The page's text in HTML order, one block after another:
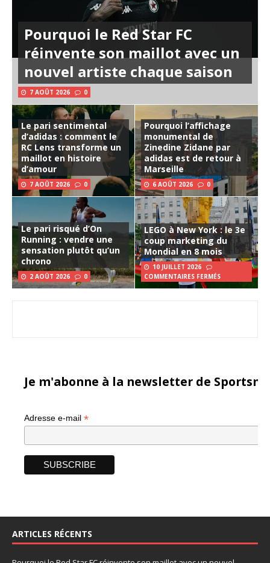
Pourquoi le Red Star FC
réinvente son maillot avec un
nouvel artiste chaque saison
7 AOÛT 2026 0
Le pari sentimental
d’adidas : comment le
RC Lens transforme un
maillot en histoire
d’amour
7 AOÛT 2026 0
Pourquoi l’affichage
monumental de
Zinedine Zidane par
adidas est de retour à
Marseille
6 AOÛT 2026 0
Le pari risqué d’On
Running : vendre une
sensation plutôt qu’un
chrono
2 AOÛT 2026 0
LEGO à New York : le 3e
coup marketing du
Mondial en 8 mois
10 JUILLET 2026
COMMENTAIRES FERMÉS
Je m'abonne à la newsletter de
Adresse e-mail *
ARTICLES RÉCENTS